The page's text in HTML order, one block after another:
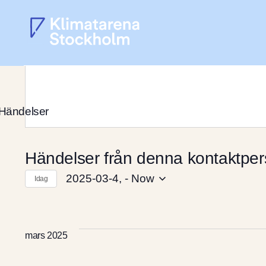
Alva Herdevall Rydell
Händelser från denna
Idag 2025-03-4, - Now
mars 2025